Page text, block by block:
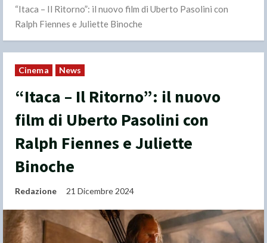
“Itaca – Il Ritorno”: il nuovo film di Uberto Pasolini con
Ralph Fiennes e Juliette Binoche
Cinema News
“Itaca – Il Ritorno”: il nuovo
film di Uberto Pasolini con
Ralph Fiennes e Juliette
Binoche
Redazione 21 Dicembre 2024